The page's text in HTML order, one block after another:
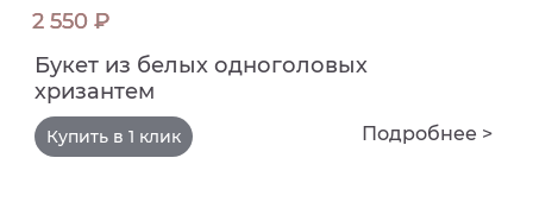
2 550 ₽
Букет из белых одноголовых
хризантем
Купить в 1 клик Подробнее >